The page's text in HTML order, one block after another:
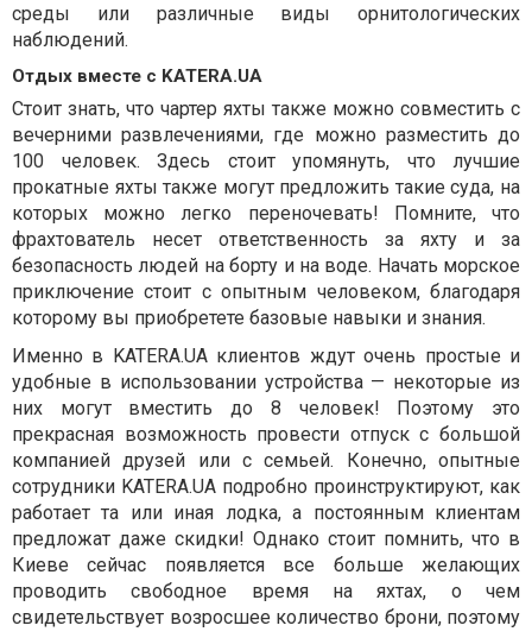
среды или различные виды орнитологических
наблюдений.
Отдых вместе с KATERA.UA
Стоит знать, что чартер яхты также можно совместить с
вечерними развлечениями, где можно разместить до
100 человек. Здесь стоит упомянуть, что лучшие
прокатные яхты также могут предложить такие суда, на
которых можно легко переночевать! Помните, что
фрахтователь несет ответственность за яхту и за
безопасность людей на борту и на воде. Начать морское
приключение стоит с опытным человеком, благодаря
которому вы приобретете базовые навыки и знания.
Именно в KATERA.UA клиентов ждут очень простые и
удобные в использовании устройства — некоторые из
них могут вместить до 8 человек! Поэтому это
прекрасная возможность провести отпуск с большой
компанией друзей или с семьей. Конечно, опытные
сотрудники KATERA.UA подробно проинструктируют, как
работает та или иная лодка, а постоянным клиентам
предложат даже скидки! Однако стоит помнить, что в
Киеве сейчас появляется все больше желающих
проводить свободное время на яхтах, о чем
свидетельствует возросшее количество брони, поэтому